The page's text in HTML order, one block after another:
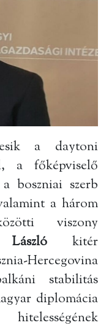
a daytoni
a főképviselő
boszniai szerb
a három
viszony
kitér
Hercegovina
stabilitás
diplomácia